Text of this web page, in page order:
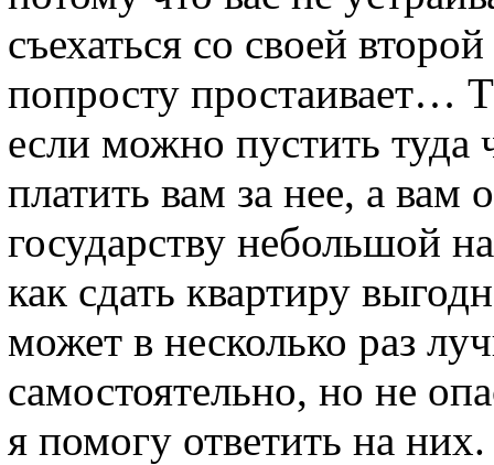
съехаться со своей
попросту простаивает…
если можно пустить туда
платить вам за нее, а вам
государству небольшой
как сдать квартиру
может в несколько раз
самостоятельно, но не
я помогу ответить на них.